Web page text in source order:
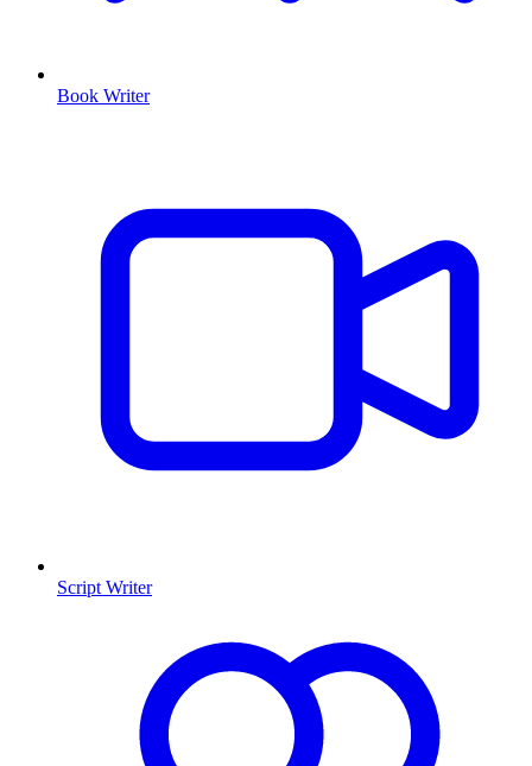
Book Writer
Script Writer